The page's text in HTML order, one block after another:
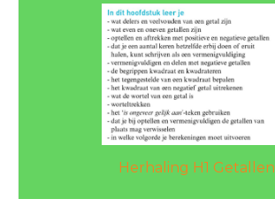
Herhaling H1 Getallen